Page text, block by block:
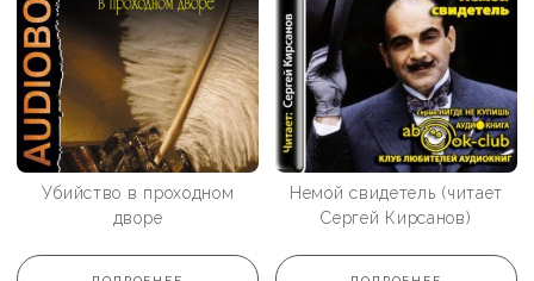
Убийство в проходном
дворе
Немой свидетель (читает
Сергей Кирсанов)